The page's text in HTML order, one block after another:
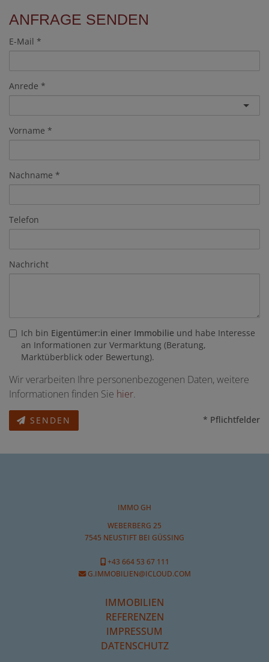
ANFRAGE SENDEN
E-Mail
Anrede
Vorname
Nachname
Telefon
Nachricht
Ich bin Eigentümer:in einer Immobilie und habe Interesse
an Informationen zur Vermarktung (Beratung,
Marktüberblick oder Bewertung).
Wir verarbeiten Ihre personenbezogenen Daten, weitere
Informationen finden Sie hier.
SENDEN * Pflichtfelder
IMMO GH
WEBERBERG 25
7545 NEUSTIFT BEI GÜSSING
+43 664 53 67 111
G.IMMOBILIEN@ICLOUD.COM
IMMOBILIEN
REFERENZEN
IMPRESSUM
DATENSCHUTZ